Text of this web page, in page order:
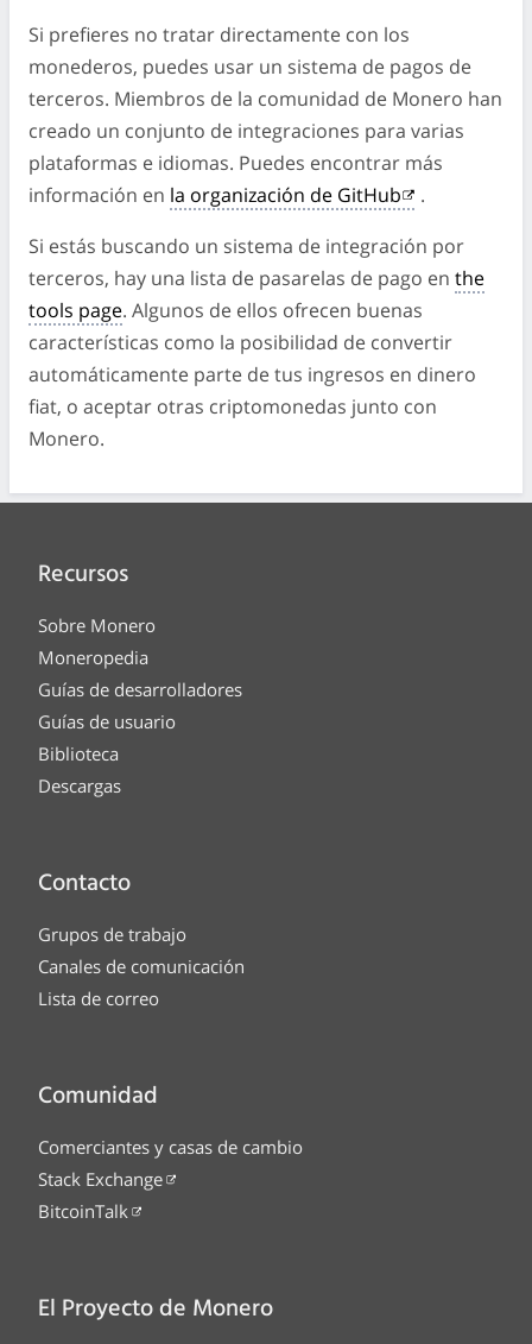
Si prefieres no tratar directamente con los
monederos, puedes usar un sistema de pagos de
terceros. Miembros de la comunidad de Monero han
creado un conjunto de integraciones para varias
plataformas e idiomas. Puedes encontrar más
información en la organización de GitHub
.
Si estás buscando un sistema de integración por
terceros, hay una lista de pasarelas de pago en the
tools page. Algunos de ellos ofrecen buenas
características como la posibilidad de convertir
automáticamente parte de tus ingresos en dinero
fiat, o aceptar otras criptomonedas junto con
Monero.
Recursos
Sobre Monero
Moneropedia
Guías de desarrolladores
Guías de usuario
Biblioteca
Descargas
Contacto
Grupos de trabajo
Canales de comunicación
Lista de correo
Comunidad
Comerciantes y casas de cambio
Stack Exchange
BitcoinTalk
El Proyecto de Monero